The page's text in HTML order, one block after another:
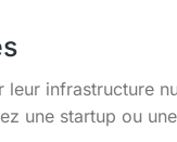
infrastructure
une startup ou